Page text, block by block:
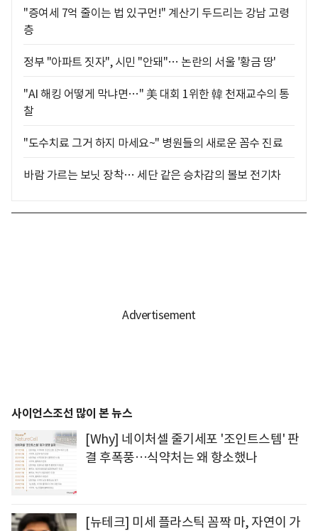
"증여세 7억 줄이는 법 있구먼!" 계산기 두드리는 강남 고령
층
정부 "아파트 짓자", 시민 "안돼"… 논란의 서울 '황금 땅'
"AI 해킹 어떻게 막냐면…" 美 대회 1위한 韓 천재교수의 통
찰
"도수치료 그거 하지 마세요~" 병원들의 새로운 꼼수 진료
바람 가르는 보닛 장착… 세단 같은 승차감의 볼보 전기차
사이언스조선 많이 본 뉴스
[Why] 네이처셀 줄기세포 '조인트스템' 판
결 후폭풍…식약처는 왜 항소했나
[뉴테크] 미세 플라스틱 꼼짝 마, 자연이 가